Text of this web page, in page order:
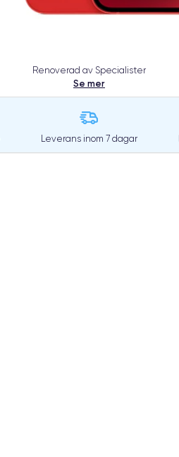
Renoverad av Specialister
Se mer
Leverans inom 7 dagar